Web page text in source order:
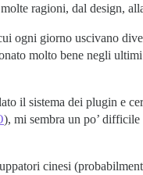
ragioni, dal design,
ogni giorno uscivano
molto bene negli
il sistema dei plugin e
), mi sembra un po’
cinesi